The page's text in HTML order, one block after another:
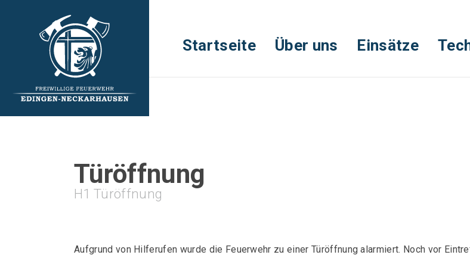
Startseite Über uns Einsätze
Türöffnung
H1 Türöffnung
Aufgrund von Hilferufen wurde die Feuerwehr zu einer Türöffnung alarmiert. Noch vor